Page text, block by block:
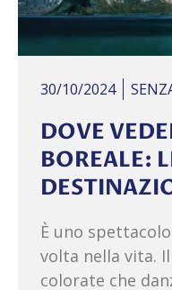
30/10/2024
DOVE
BOREALE:
È uno
volta nella vita.
colorate che